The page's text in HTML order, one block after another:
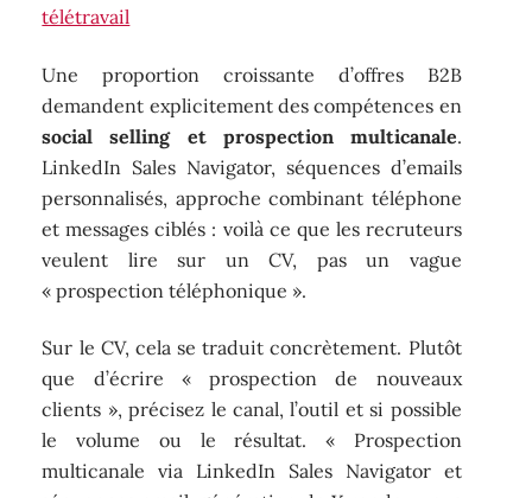
télétravail
Une proportion croissante d’offres B2B
demandent explicitement des compétences en
social selling et prospection multicanale.
LinkedIn Sales Navigator, séquences d’emails
personnalisés, approche combinant téléphone
et messages ciblés : voilà ce que les recruteurs
veulent lire sur un CV, pas un vague
« prospection téléphonique ».
Sur le CV, cela se traduit concrètement. Plutôt
que d’écrire « prospection de nouveaux
clients », précisez le canal, l’outil et si possible
le volume ou le résultat. « Prospection
multicanale via LinkedIn Sales Navigator et